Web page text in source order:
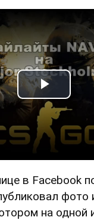
Play
в Facebook
фото
на одной